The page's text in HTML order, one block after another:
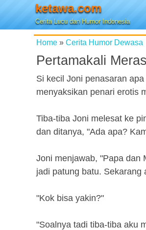
ketawa.com
Cerita Lucu dan Humor Indonesia
Home » Cerita Humor Dewasa
Pertamakali
Si kecil Joni penasaran
menyaksikan penari erotis
Tiba-tiba Joni melesat ke
dan ditanya, "Ada apa?
Joni menjawab, "Papa dan
jadi patung batu. Sekarang
"Kok bisa yakin?"
"Soalnya tadi tiba-tiba aku